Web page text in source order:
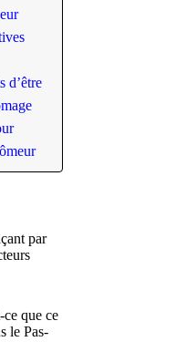
d’être
par
que ce
le Pas-